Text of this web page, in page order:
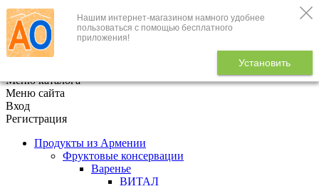
Нашим интернет-магазином намного удобнее
пользоваться с помощью бесплатного
приложения!
Установить
+7 (495) 646-888-1
В корзине
Меню каталога
Меню сайта
Вход
Регистрация
Продукты из Армении
Фруктовые консервации
Варенье
ВИТАЛ